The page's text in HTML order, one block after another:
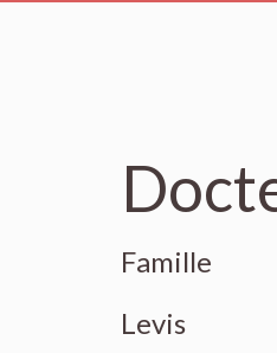
Famille
Levis